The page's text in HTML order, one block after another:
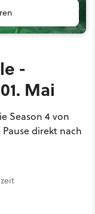
-
Mai
Season 4 von
direkt nach